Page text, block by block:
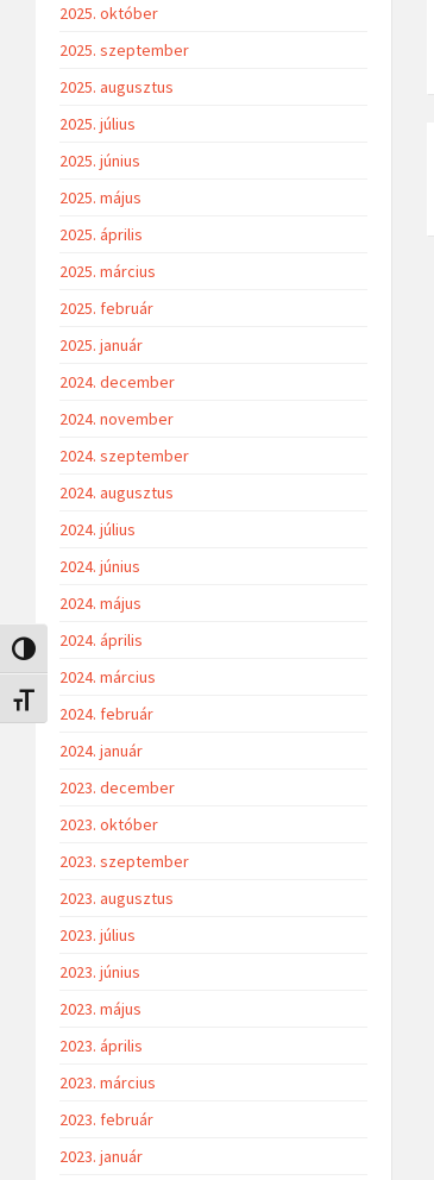
Nagy kontraszt váltása
Betűméret váltása
2025. október
2025. szeptember
2025. augusztus
2025. július
2025. június
2025. május
2025. április
2025. március
2025. február
2025. január
2024. december
2024. november
2024. szeptember
2024. augusztus
2024. július
2024. június
2024. május
2024. április
2024. március
2024. február
2024. január
2023. december
2023. október
2023. szeptember
2023. augusztus
2023. július
2023. június
2023. május
2023. április
2023. március
2023. február
2023. január